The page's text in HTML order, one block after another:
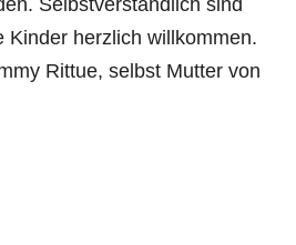
Selbstverständlich sind
Kinder herzlich willkommen.
Rittue, selbst Mutter von